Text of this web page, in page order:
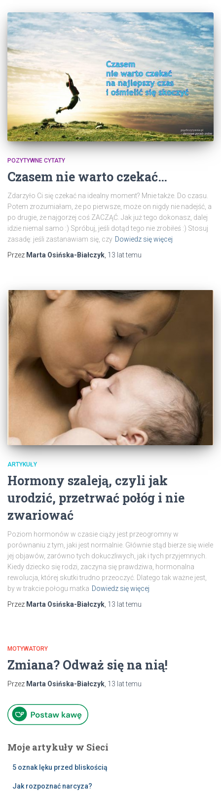
POZYTYWNE CYTATY
Czasem nie warto czekać…
Zdarzyło Ci się czekać na idealny moment? Mnie także. Do czasu.
Potem zrozumiałam, że po pierwsze, może on nigdy nie nadejść, a
po drugie, że najgorzej coś ZACZĄĆ. Jak już tego dokonasz, dalej
idzie niemal samo :) Spróbuj, jeśli dotąd tego nie zrobiłeś :) Stosuj
zasadę: jeśli zastanawiam się, czy Dowiedz się więcej
Przez Marta Osińska-Białczyk, 13 lattemu
ARTYKUŁY
Hormony szaleją, czyli jak
urodzić, przetrwać połóg i nie
zwariować
Poziom hormonów w czasie ciąży jest przeogromny w
porównaniu z tym, jaki jest normalnie. Głównie stąd bierze się wiele
jej objawów, zarówno tych dokuczliwych, jak i tych przyjemnych.
Kiedy dziecko się rodzi, zaczyna się prawdziwa, hormonalna
rewolucja, której skutki trudno przeoczyć. Dlatego tak ważne jest,
by w trakcie połogu matka Dowiedz się więcej
Przez Marta Osińska-Białczyk 13 lattemu
MOTYWATORY
Zmiana? Odważ się na nią!
Przez Marta Osińska-Białczyk 13 lattemu
Moje artykuły w Sieci
5 oznak lęku przed bliskością
Jak rozpoznać narcyza?